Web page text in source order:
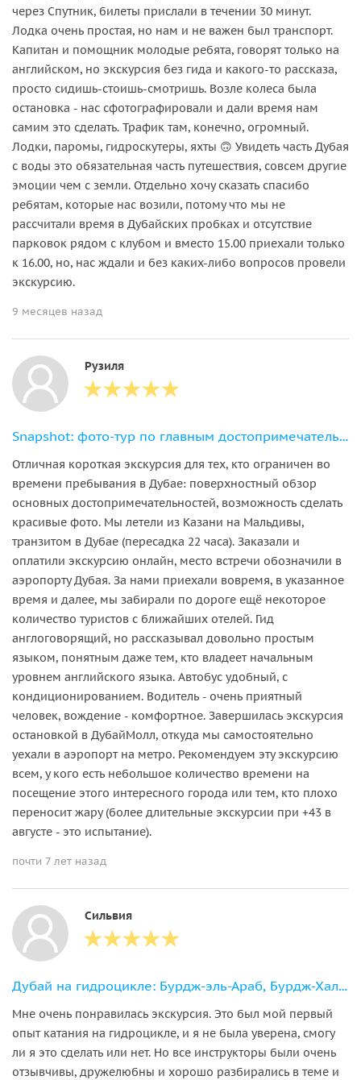
через Спутник, билеты прислали в течении 30 минут.
Лодка очень простая, но нам и не важен был транспорт.
Капитан и помощник молодые ребята, говорят только на
английском, но экскурсия без гида и какого-то рассказа,
просто сидишь-стоишь-смотришь. Возле колеса была
остановка - нас сфотографировали и дали время нам
самим это сделать. Трафик там, конечно, огромный.
Лодки, паромы, гидроскутеры, яхты 🙃 Увидеть часть Дубая
с воды это обязательная часть путешествия, совсем другие
эмоции чем с земли. Отдельно хочу сказать спасибо
ребятам, которые нас возили, потому что мы не
рассчитали время в Дубайских пробках и отсутствие
парковок рядом с клубом и вместо 15.00 приехали только
к 16.00, но, нас ждали и без каких-либо вопросов провели
экскурсию.
9 месяцев назад
Рузиля
Snapshot: фото-тур по главным достопримечательностям Дубая
Отличная короткая экскурсия для тех, кто ограничен во
времени пребывания в Дубае: поверхностный обзор
основных достопримечательностей, возможность сделать
красивые фото. Мы летели из Казани на Мальдивы,
транзитом в Дубае (пересадка 22 часа). Заказали и
оплатили экскурсию онлайн, место встречи обозначили в
аэропорту Дубая. За нами приехали вовремя, в указанное
время и далее, мы забирали по дороге ещё некоторое
количество туристов с ближайших отелей. Гид
англоговорящий, но рассказывал довольно простым
языком, понятным даже тем, кто владеет начальным
уровнем английского языка. Автобус удобный, с
кондиционированием. Водитель - очень приятный
человек, вождение - комфортное. Завершилась экскурсия
остановкой в ДубайМолл, откуда мы самостоятельно
уехали в аэропорт на метро. Рекомендуем эту экскурсию
всем, у кого есть небольшое количество времени на
посещение этого интересного города или тем, кто плохо
переносит жару (более длительные экскурсии при +43 в
августе - это испытание).
почти 7 лет назад
Сильвия
Дубай на гидроцикле: Бурдж-эль-Араб, Бурдж-Халифа, Атлантис
Мне очень понравилась экскурсия. Это был мой первый
опыт катания на гидроцикле, и я не была уверена, смогу
ли я это сделать или нет. Но все инструкторы были очень
отзывчивы, дружелюбны и хорошо разбирались в теме и